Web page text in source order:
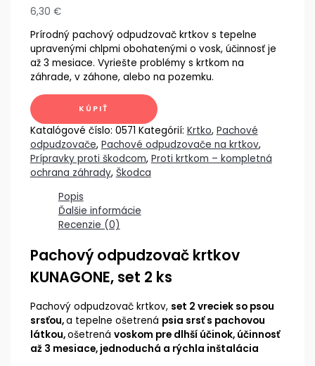
6,30 €
Prírodný pachový odpudzovač krtkov s tepelne
upravenými chlpmi obohatenými o vosk, účinnosť je
až 3 mesiace. Vyriešte problémy s krtkom na
záhrade, v záhone, alebo na pozemku.
KÚPIŤ
Katalógové číslo: 0571 Kategórií: Krtko, Pachové
odpudzovače, Pachové odpudzovače na krtkov,
Prípravky proti škodcom, Proti krtkom – kompletná
ochrana záhrady, Škodca
Popis
Ďalšie informácie
Recenzie (0)
Pachový odpudzovač krtkov
KUNAGONE, set 2 ks
Pachový odpudzovač krtkov, set 2 vreciek so psou
srsťou,a tepelne ošetrená psia srsť s pachovou
látkou,ošetrená voskom pre dlhší účinok, účinnosť
až 3 mesiace, jednoduchá a rýchla inštalácia